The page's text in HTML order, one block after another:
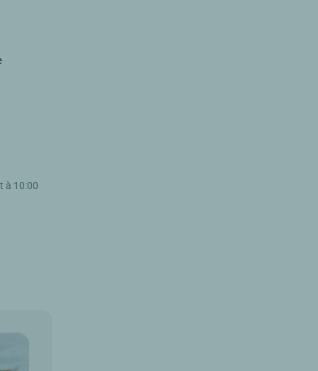
à 10:00